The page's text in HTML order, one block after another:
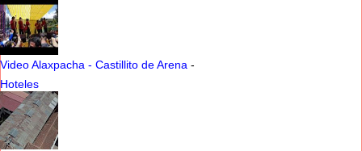
Video Alaxpacha - Castillito de Arena -
Hoteles